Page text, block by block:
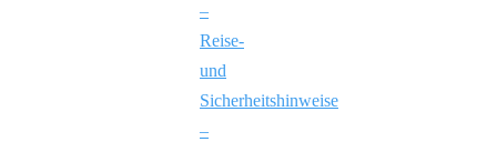
–
Reise-
und
Sicherheitshinweise
–